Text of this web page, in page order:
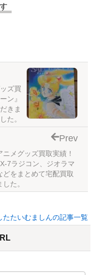
ズ買
ン』
きま
した。
メグッズ買取実績！
7ラジコン、ジオラマ
どをまとめて宅配買取
た。
Prev
たたいむましんの記事一覧